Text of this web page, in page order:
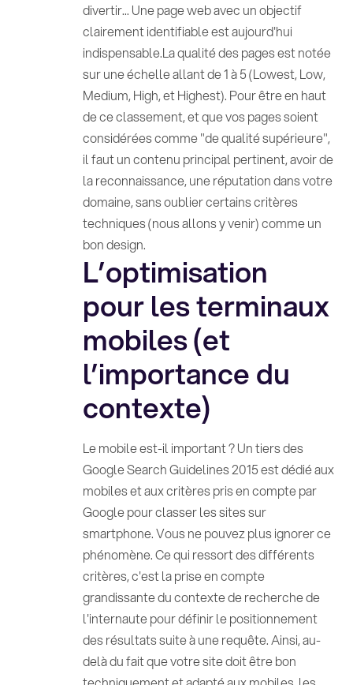
divertir... Une page web avec un objectif
clairement identifiable est aujourd'hui
indispensable.La qualité des pages est notée
sur une échelle allant de 1 à 5 (Lowest, Low,
Medium, High, et Highest). Pour être en haut
de ce classement, et que vos pages soient
considérées comme "de qualité supérieure",
il faut un contenu principal pertinent, avoir de
la reconnaissance, une réputation dans votre
domaine, sans oublier certains critères
techniques (nous allons y venir) comme un
bon design.
L’optimisation
pour les terminaux
mobiles (et
l’importance du
contexte)
Le mobile est-il important ? Un tiers des
Google Search Guidelines 2015 est dédié aux
mobiles et aux critères pris en compte par
Google pour classer les sites sur
smartphone. Vous ne pouvez plus ignorer ce
phénomène. Ce qui ressort des différents
critères, c'est la prise en compte
grandissante du contexte de recherche de
l'internaute pour définir le positionnement
des résultats suite à une requête. Ainsi, au-
delà du fait que votre site doit être bon